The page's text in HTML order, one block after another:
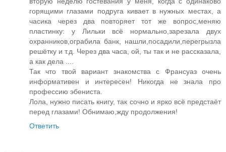
горящими глазами подруга кивает в нужных местах, а
часика через два повторяет тот же вопрос,меняю
пластинку: у Лильки всё нормально,зарезала двух
охранников,ограбила банк, нашли,посадили,перегрызла
решётку и т.д. Через два часа, ой, ты так и не рассказала,
а как дела ....
Так что твой вариант знакомства с Франсуаз очень
информативен и интересен! Никогда не знала про
профессию эбениста.
Лола, нужно писать книгу, так сочно и ярко всё предстаёт
перед глазами! Обнимаю,жду продолжения!
Ответить